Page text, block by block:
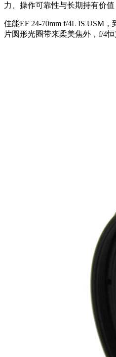
力、操作可靠性与长期持有价
佳能EF 24-70mm f/4L IS USM
片圆形光圈带来柔美焦外，f/4